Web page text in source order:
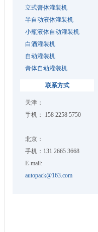
立式膏体灌装机
半自动液体灌装机
小瓶液体自动灌装机
白酒灌装机
自动灌装机
膏体自动灌装机
联系方式
天津：
手机： 158 2258 5750
北京：
手机：131 2665 3668
E-mail:
autopack@163.com